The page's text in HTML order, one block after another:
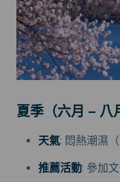
夏季（六月 – 八
天氣: 悶熱潮濕
推薦活動: 參加